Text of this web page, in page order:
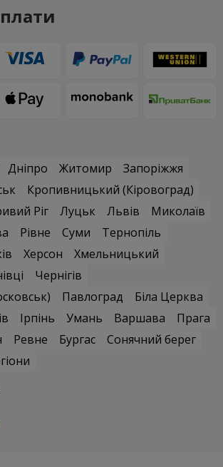
Дніпро Житомир
Запоріжжя
Кропивницький (Кіровоград)
Ріг Луцьк Львів
Миколаїв
Рівне Суми
Тернопіль
Херсон
Хмельницький
Чернігів
Павлоград
Біла Церква
Ірпінь Умань Варшава
Прага
Ревне Бургас
Сонячний берег